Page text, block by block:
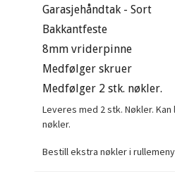
Garasjehåndtak - Sort
Bakkantfeste
8mm vriderpinne
Medfølger skruer
Medfølger 2 stk. nøkler.
Leveres med 2 stk. Nøkler.
nøkler.
Bestill ekstra nøkler i